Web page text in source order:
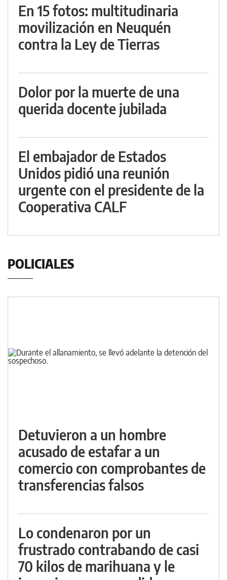
En 15 fotos: multitudinaria
movilización en Neuquén
contra la Ley de Tierras
Dolor por la muerte de una
querida docente jubilada
El embajador de Estados
Unidos pidió una reunión
urgente con el presidente de la
Cooperativa CALF
POLICIALES
Detuvieron a un hombre
acusado de estafar a un
comercio con comprobantes de
transferencias falsos
Lo condenaron por un
frustrado contrabando de casi
70 kilos de marihuana y le